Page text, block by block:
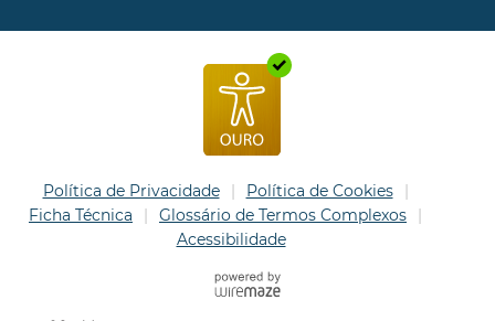
Política de Privacidade
Política de Cookies
Ficha Técnica
Glossário de Termos Complexos
Acessibilidade